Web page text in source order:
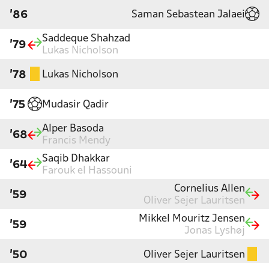
'86 Saman Sebastean Jalaei
'79
Saddeque Shahzad
Lukas Nicholson
'78 Lukas Nicholson
'75 Mudasir Qadir
'68
Alper Basoda
Francis Mendy
'64
Saqib Dhakkar
Farouk el Hassouni
'59
Cornelius Allen
Oliver Sejer Lauritsen
'59
Mikkel Mouritz Jensen
Jonas Lyshøj
'50 Oliver Sejer Lauritsen